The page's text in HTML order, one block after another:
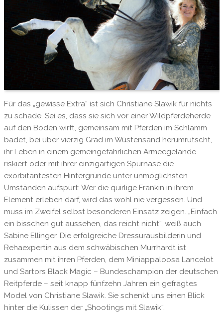
Für das „gewisse Extra“ ist sich Christiane Slawik für nichts
zu schade. Sei es, dass sie sich vor einer Wildpferdeherde
auf den Boden wirft, gemeinsam mit Pferden im Schlamm
badet, bei über vierzig Grad im Wüstensand herumrutscht,
ihr Leben in einem gemeingefährlichen Armeegelände
riskiert oder mit ihrer einzigartigen Spürnase die
exorbitantesten Hintergründe unter unmöglichsten
Umständen aufspürt: Wer die quirlige Fränkin in ihrem
Element erleben darf, wird das wohl nie vergessen. Und
muss im Zweifel selbst besonderen Einsatz zeigen. „Einfach
ein bisschen gut aussehen, das reicht nicht“, weiß auch
Sabine Ellinger. Die erfolgreiche Dressurausbilderin und
Rehaexpertin aus dem schwäbischen Murrhardt ist
zusammen mit ihren Pferden, dem Miniappaloosa Lancelot
und Sartors Black Magic – Bundeschampion der deutschen
Reitpferde – seit knapp fünfzehn Jahren ein gefragtes
Model von Christiane Slawik. Sie schenkt uns einen Blick
hinter die Kulissen der „Shootings mit Slawik“.